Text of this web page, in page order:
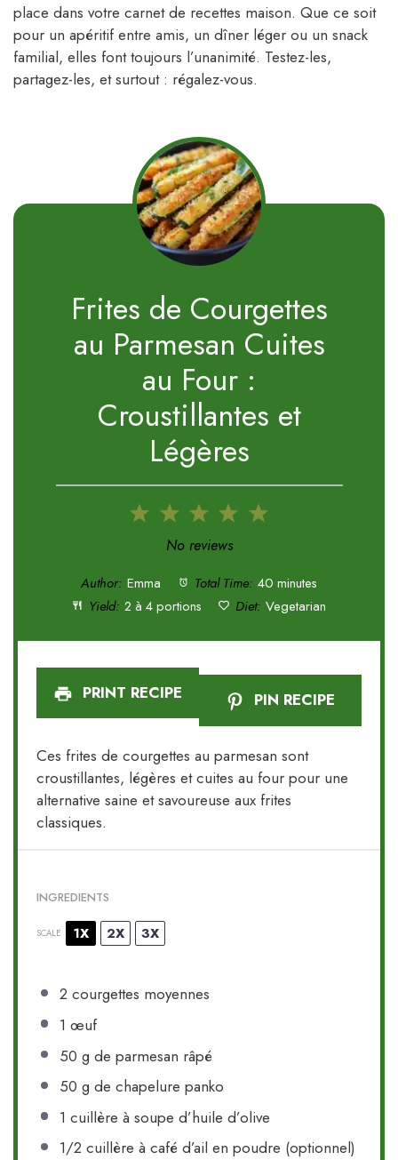
place dans votre carnet de recettes maison. Que ce soit
pour un apéritif entre amis, un dîner léger ou un snack
familial, elles font toujours l’unanimité. Testez-les,
partagez-les, et surtout : régalez-vous.
Frites de Courgettes
au Parmesan Cuites
au Four :
Croustillantes et
Légères
5
4
3
Stars
2
Stars
1
Star
No reviews
Author: Emma Total Time: 40 minutes
Yield: 2 à 4 portions Diet: Vegetarian
PRINT RECIPE PIN RECIPE
Ces frites de courgettes au parmesan sont
croustillantes, légères et cuites au four pour une
alternative saine et savoureuse aux frites
classiques.
INGREDIENTS
SCALE 1X 2X 3X
2 courgettes moyennes
1 œuf
50 g de parmesan râpé
50 g de chapelure panko
1 cuillère à soupe d’huile d’olive
1/2 cuillère à café d’ail en poudre (optionnel)